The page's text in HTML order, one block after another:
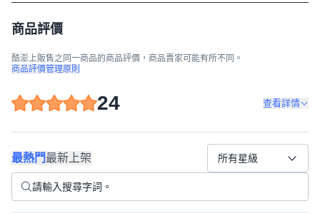
商品評價
酷澎上販售之同一商品的商品評價，商品賣家可能有所不同。
商品評價管理原則
24 查看詳情
最熱門最新上架 所有星級